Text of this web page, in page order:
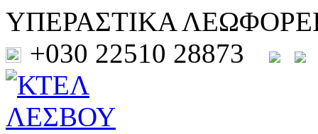
ΥΠΕΡΑΣΤΙΚΑ
+030 22510 28873